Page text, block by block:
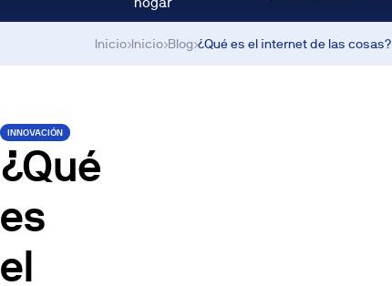
Inicio›Inicio›Blog›¿Qué es el internet de las cosas?
INNOVACIÓN
¿Qué
es
el